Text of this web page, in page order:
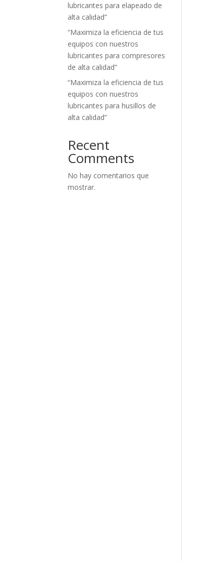
lubricantes para elapeado de
alta calidad”
“Maximiza la eficiencia de tus
equipos con nuestros
lubricantes para compresores
de alta calidad”
“Maximiza la eficiencia de tus
equipos con nuestros
lubricantes para husillos de
alta calidad”
Recent
Comments
No hay comentarios que
mostrar.